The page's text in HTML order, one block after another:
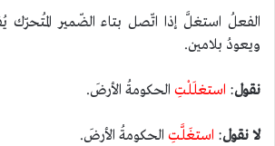
الفعلُ استغلَّ إذا اتّصل بتاء الضّمير المُتحرّك
ويعودُ بلامين.
نقول: استغلَلْتِ الحكومةُ الأرضَ.
لا نقول: استغَلَّتِ الحكومةُ الأرضَ.